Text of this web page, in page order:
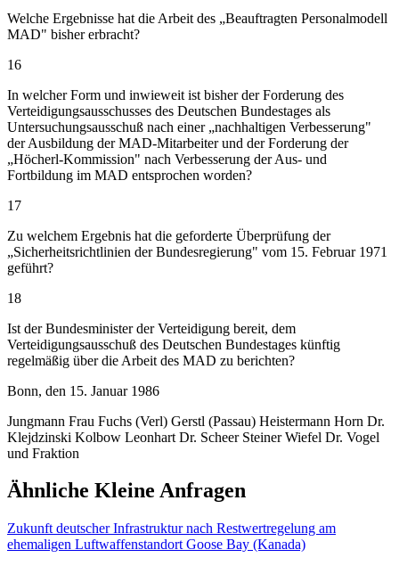
Welche Ergebnisse hat die Arbeit des „Beauftragten Personalmodell
MAD" bisher erbracht?
16
In welcher Form und inwieweit ist bisher der Forderung des
Verteidigungsausschusses des Deutschen Bundestages als
Untersuchungsausschuß nach einer „nachhaltigen Verbesserung"
der Ausbildung der MAD-Mitarbeiter und der Forderung der
„Höcherl-Kommission" nach Verbesserung der Aus- und
Fortbildung im MAD entsprochen worden?
17
Zu welchem Ergebnis hat die geforderte Überprüfung der
„Sicherheitsrichtlinien der Bundesregierung" vom 15. Februar 1971
geführt?
18
Ist der Bundesminister der Verteidigung bereit, dem
Verteidigungsausschuß des Deutschen Bundestages künftig
regelmäßig über die Arbeit des MAD zu berichten?
Bonn, den 15. Januar 1986
Jungmann Frau Fuchs (Verl) Gerstl (Passau) Heistermann Horn Dr.
Klejdzinski Kolbow Leonhart Dr. Scheer Steiner Wiefel Dr. Vogel
und Fraktion
Ähnliche Kleine Anfragen
Zukunft deutscher Infrastruktur nach Restwertregelung am
ehemaligen Luftwaffenstandort Goose Bay (Kanada)